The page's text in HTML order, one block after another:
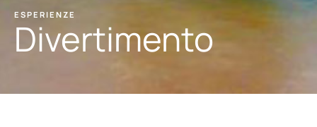
ESPERIENZE
Divertimento